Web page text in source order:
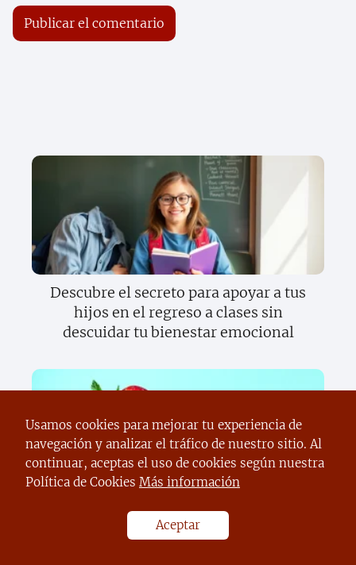
Descubre el secreto para apoyar a tus
hijos en el regreso a clases sin
descuidar tu bienestar emocional
sentido del gusto y cómo transforma tu
vida diaria
Usamos cookies para mejorar tu experiencia de
navegación y analizar el tráfico de nuestro sitio. Al
continuar, aceptas el uso de cookies según nuestra
Política de Cookies Más información
Aceptar